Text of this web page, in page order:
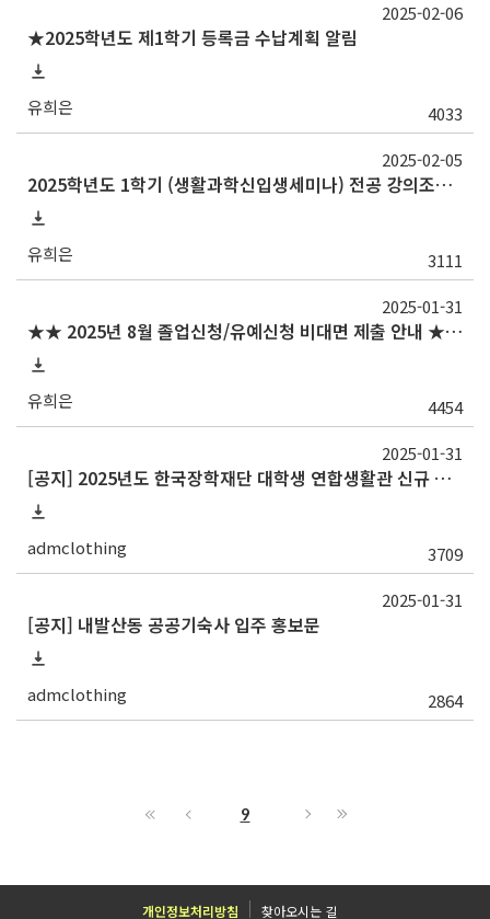
★2025학년도 제1학기 등록금 수납계획 알림
유희은 4033
2025-02-06
2025학년도 1학기 (생활과학신입생세미나) 전공 강의조교(TA) 신청 안내
유희은 3111
2025-02-05
★★ 2025년 8월 졸업신청/유예신청 비대면 제출 안내 ★★ (~2/28(금) 16:00까지)
유희은 4454
2025-01-31
[공지] 2025년도 한국장학재단 대학생 연합생활관 신규 입주생 모집 안내
admclothing 3709
2025-01-31
[공지] 내발산동 공공기숙사 입주 홍보문
admclothing 2864
2025-01-31
9
개인정보처리방침 찾아오시는 길